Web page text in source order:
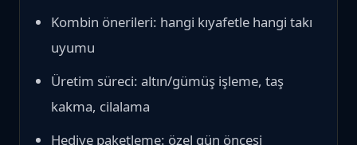
Kombin önerileri: hangi kıyafetle hangi takı
uyumu
Üretim süreci: altın/gümüş işleme, taş
kakma, cilalama
Hediye paketleme: özel gün öncesi